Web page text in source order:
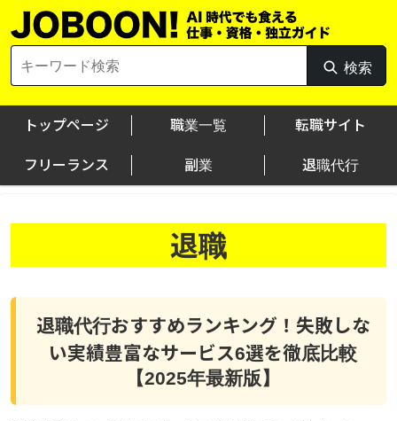
Skip
to
for:
検索
検
索
トップページ 職業一覧 転職サイト
フリーランス 副業 退職代行
退職
退職代行おすすめランキング！失敗しな
い実績豊富なサービス6選を徹底比較
【2025年最新版】